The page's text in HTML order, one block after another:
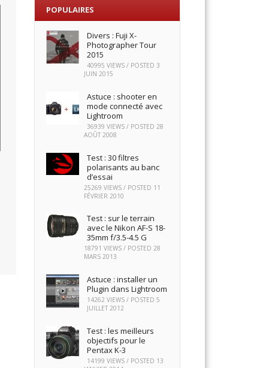
POPULAIRES
Divers : Fuji X-
Photographer Tour
2015
40995 VIEWS / POSTED3
JUIN 2015
Astuce : shooter en
mode connecté avec
Lightroom
36939 VIEWS / POSTED28
AOÛT 2008
Test : 30 filtres
polarisants au banc
d’essai
25269 VIEWS / POSTED 11
FÉVRIER 2010
Test : sur le terrain
avec le Nikon AF-S 18-
35mm f/3.5-4.5 G
18791 VIEWS / POSTED28
MARS 2013
Astuce : installer un
Plugin dans Lightroom
14262 VIEWS / POSTED5
JUILLET 2012
Test : les meilleurs
objectifs pour le
Pentax K-3
14199 VIEWS / POSTED 13